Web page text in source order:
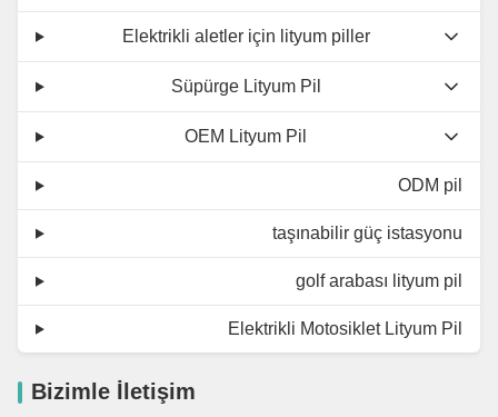
Elektrikli aletler için lityum piller
Süpürge Lityum Pil
OEM Lityum Pil
ODM pil
taşınabilir güç istasyonu
golf arabası lityum pil
Elektrikli Motosiklet Lityum Pil
Bizimle İletişim